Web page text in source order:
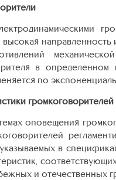
высокая
в
по
громкоговорителей
оповещения
в
и отечественных